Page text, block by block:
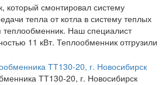
который смонтировал систему
тепла от котла в систему теплых
теплообменник. Наш специалист
11 кВт. Теплообменник отгрузили
ТТ130-20, г. Новосибирск